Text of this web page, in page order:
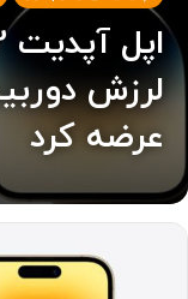
عرضه کرد